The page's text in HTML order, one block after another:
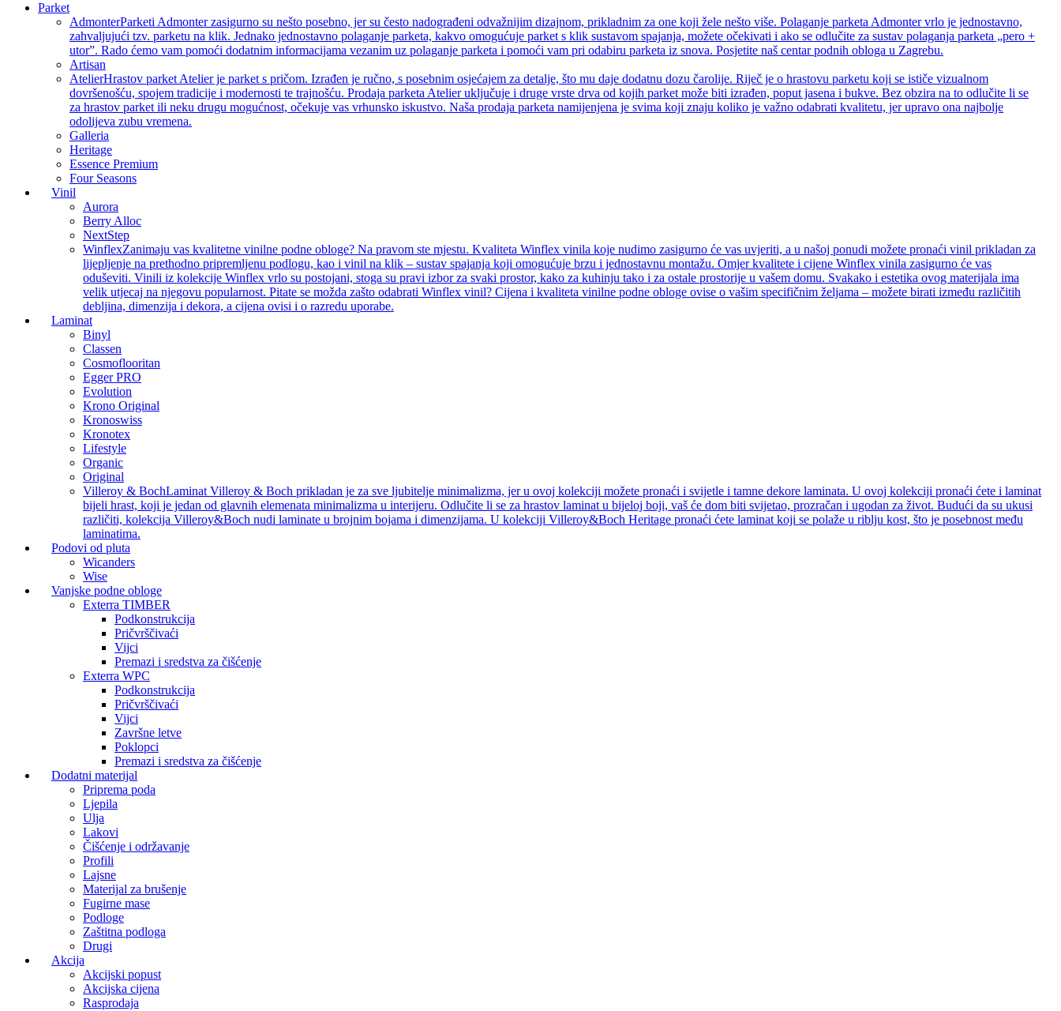
Parket
AdmonterParketi Admonter zasigurno su nešto posebno, jer su često nadograđeni odvažnijim dizajnom, prikladnim za one koji žele nešto više. Polaganje parketa Admonter vrlo je jednostavno,
zahvaljujući tzv. parketu na klik. Jednako jednostavno polaganje parketa, kakvo omogućuje parket s klik sustavom spajanja, možete očekivati i ako se odlučite za sustav polaganja parketa „pero +
utor”. Rado ćemo vam pomoći dodatnim informacijama vezanim uz polaganje parketa i pomoći vam pri odabiru parketa iz snova. Posjetite naš centar podnih obloga u Zagrebu.
Artisan
AtelierHrastov parket Atelier je parket s pričom. Izrađen je ručno, s posebnim osjećajem za detalje, što mu daje dodatnu dozu čarolije. Riječ je o hrastovu parketu koji se ističe vizualnom
dovršenošću, spojem tradicije i modernosti te trajnošću. Prodaja parketa Atelier uključuje i druge vrste drva od kojih parket može biti izrađen, poput jasena i bukve. Bez obzira na to odlučite li se
za hrastov parket ili neku drugu mogućnost, očekuje vas vrhunsko iskustvo. Naša prodaja parketa namijenjena je svima koji znaju koliko je važno odabrati kvalitetu, jer upravo ona najbolje
odolijeva zubu vremena.
Galleria
Heritage
Essence Premium
Four Seasons
Vinil
Aurora
Berry Alloc
NextStep
WinflexZanimaju vas kvalitetne vinilne podne obloge? Na pravom ste mjestu. Kvaliteta Winflex vinila koje nudimo zasigurno će vas uvjeriti, a u našoj ponudi možete pronaći vinil prikladan za
lijepljenje na prethodno pripremljenu podlogu, kao i vinil na klik – sustav spajanja koji omogućuje brzu i jednostavnu montažu. Omjer kvalitete i cijene Winflex vinila zasigurno će vas
oduševiti. Vinili iz kolekcije Winflex vrlo su postojani, stoga su pravi izbor za svaki prostor, kako za kuhinju tako i za ostale prostorije u vašem domu. Svakako i estetika ovog materijala ima
velik utjecaj na njegovu popularnost. Pitate se možda zašto odabrati Winflex vinil? Cijena i kvaliteta vinilne podne obloge ovise o vašim specifičnim željama – možete birati između različitih
debljina, dimenzija i dekora, a cijena ovisi i o razredu uporabe.
Laminat
Binyl
Classen
Cosmoflooritan
Egger PRO
Evolution
Krono Original
Kronoswiss
Kronotex
Lifestyle
Organic
Original
Villeroy & BochLaminat Villeroy & Boch prikladan je za sve ljubitelje minimalizma, jer u ovoj kolekciji možete pronaći i svijetle i tamne dekore laminata. U ovoj kolekciji pronaći ćete i laminat
bijeli hrast, koji je jedan od glavnih elemenata minimalizma u interijeru. Odlučite li se za hrastov laminat u bijeloj boji, vaš će dom biti svijetao, prozračan i ugodan za život. Budući da su ukusi
različiti, kolekcija Villeroy&Boch nudi laminate u brojnim bojama i dimenzijama. U kolekciji Villeroy&Boch Heritage pronaći ćete laminat koji se polaže u riblju kost, što je posebnost među
laminatima.
Podovi od pluta
Wicanders
Wise
Vanjske podne obloge
Exterra TIMBER
Podkonstrukcija
Pričvrščivaći
Vijci
Premazi i sredstva za čišćenje
Exterra WPC
Podkonstrukcija
Pričvrščivaći
Vijci
Završne letve
Poklopci
Premazi i sredstva za čišćenje
Dodatni materijal
Priprema poda
Ljepila
Ulja
Lakovi
Čišćenje i održavanje
Profili
Lajsne
Materijal za brušenje
Fugirne mase
Podloge
Zaštitna podloga
Drugi
Akcija
Akcijski popust
Akcijska cijena
Rasprodaja